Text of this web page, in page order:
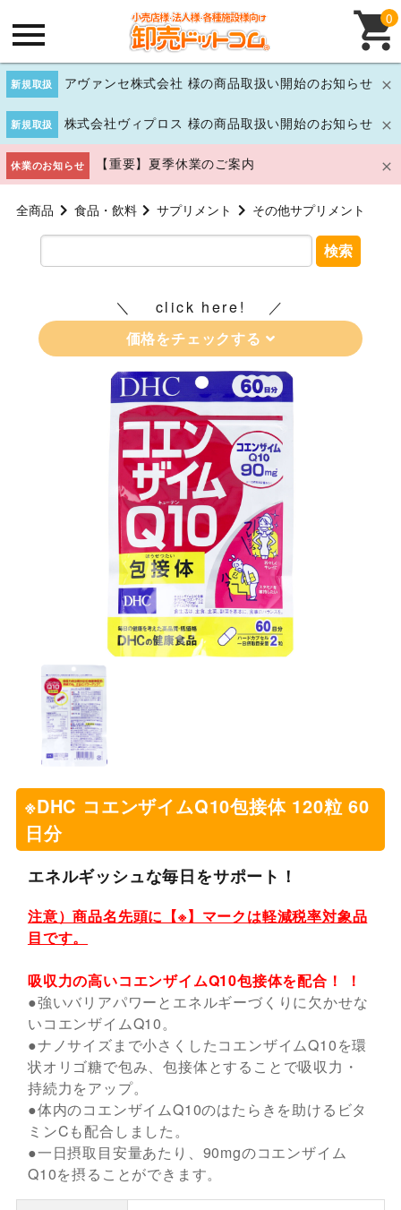
新規取扱 アヴァンセ株式会社 様の商品取扱い開始のお知らせ
新規取扱 株式会社ヴィプロス 様の商品取扱い開始のお知らせ
休業のお知らせ 【重要】夏季休業のご案内
0
全商品 食品・飲料 サプリメント その他サプリメント
検索
click here!
価格をチェックする
※DHC コエンザイムQ10包接体 120粒 60
日分
エネルギッシュな毎日をサポート！
注意）商品名先頭に【※】マークは軽減税率対象品
目です。
吸収力の高いコエンザイムQ10包接体を配合！ ！
●強いバリアパワーとエネルギーづくりに欠かせな
いコエンザイムQ10。
●ナノサイズまで小さくしたコエンザイムQ10を環
状オリゴ糖で包み、包接体とすることで吸収力・
持続力をアップ。
●体内のコエンザイムQ10のはたらきを助けるビタ
ミンCも配合しました。
●一日摂取目安量あたり、90mgのコエンザイム
Q10を摂ることができます。